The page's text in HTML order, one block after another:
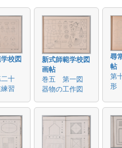
校図
十
習
新式師範学校図
画帖
巻五 第一図
器物の工作図
尋
帖
第
形